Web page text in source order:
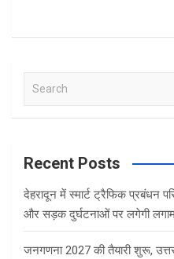
a
c
Recent Posts
देहरादून में स्मार्ट ट्रैफिक प्रबंधन
और सड़क दुर्घटनाओं पर लगेगी
जनगणना 2027 की तैयारी शुरू,